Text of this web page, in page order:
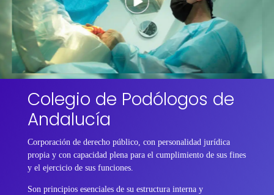
Colegio de Podólogos de
Andalucía
Corporación de derecho público, con personalidad jurídica
propia y con capacidad plena para el cumplimiento de sus fines
y el ejercicio de sus funciones.
Son principios esenciales de su estructura interna y